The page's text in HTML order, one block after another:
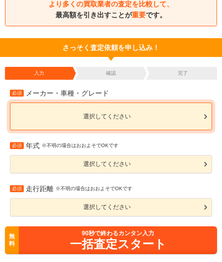
より多くの買取業者の査定を比較して、
最高額を引き出すことが重要です。
さっそく査定依頼を申し込み！
入力 確認 完了
必須 メーカー・車種・グレード
選択してください
必須 年式 ※不明の場合はおおよそでOKです
選択してください
必須 走行距離 ※不明の場合はおおよそでOKです
選択してください
無
料
90秒で終わるカンタン入力
一括査定スタート